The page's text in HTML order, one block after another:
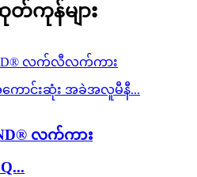
ကုန်များ
လက်ကား